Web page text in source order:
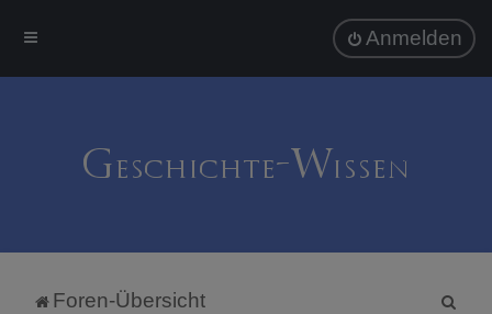
Anmelden
Foren-Übersicht